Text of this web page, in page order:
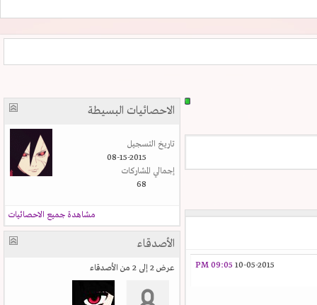
10-05-2015
09:05 PM
الاحصائيات البسيطة
تاريخ التسجيل
08-15-2015
إجمالي المشاركات
68
مشاهدة جميع الاحصائيات
الأصدقاء
عرض 2 إلى 2 من الأصدقاء